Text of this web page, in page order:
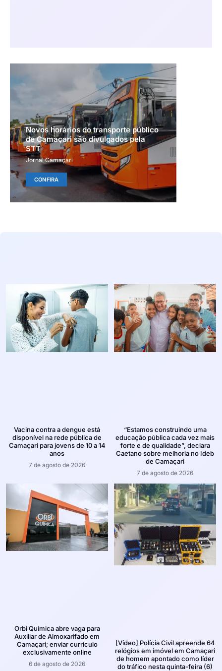
Novos horários do transporte público
de Camaçari são divulgados pela
STT
Jornal Camaçari
CONFIRA
Vacina contra a dengue está
disponível na rede pública de
Camaçari para jovens de 10 a 14
anos
7 de agosto de 2026
“Estamos construindo uma
educação pública cada vez mais
forte e de qualidade”, declara
Caetano sobre melhoria no Ideb
de Camaçari
7 de agosto de 2026
Orbi Química abre vaga para
Auxiliar de Almoxarifado em
Camaçari; enviar currículo
exclusivamente online
6 de agosto de 2026
[Vídeo] Polícia Civil apreende 64
relógios em imóvel em Camaçari
de homem apontado como líder
do tráfico nesta quinta-feira (6)